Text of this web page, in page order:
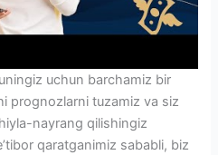
uchun barchamiz bir
prognozlarni tuzamiz va siz
nayrang qilishingiz
qaratganimiz sababli, biz